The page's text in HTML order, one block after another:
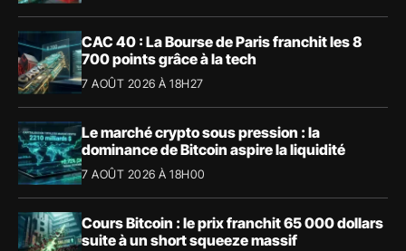
CAC 40 : La Bourse de Paris franchit les 8
700 points grâce à la tech
7 AOÛT 2026 À 18H27
Le marché crypto sous pression : la
dominance de Bitcoin aspire la liquidité
7 AOÛT 2026 À 18H00
Cours Bitcoin : le prix franchit 65 000 dollars
suite à un short squeeze massif